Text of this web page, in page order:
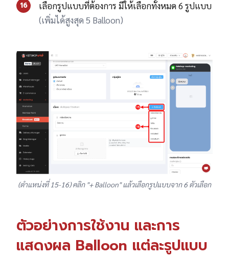
16
เลือกรูปแบบที่ต้องการ มีให้เลือกทั้งหมด 6 รูปแบบ
(เพิ่มได้สูงสุด 5 Balloon)
(ตำแหน่งที่ 15-16) คลิก "+ Balloon" แล้วเลือกรูปแบบจาก 6 ตัวเลือก
ตัวอย่างการใช้งาน และการ
แสดงผล Balloon แต่ละรูปแบบ